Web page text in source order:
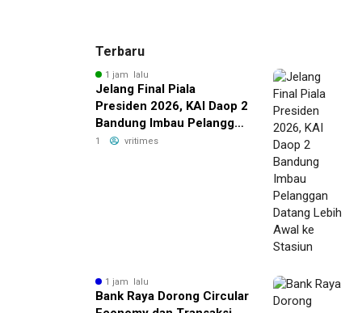
Terbaru
1 jam lalu
Jelang Final Piala
Presiden 2026, KAI Daop 2
Bandung Imbau Pelanggan
Datang Lebih Awal ke
1 vritimes
1 jam lalu
Bank Raya Dorong Circular